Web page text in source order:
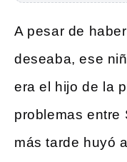
A pesar de
deseaba, ese
era el hijo de la
problemas entre
más tarde huyó